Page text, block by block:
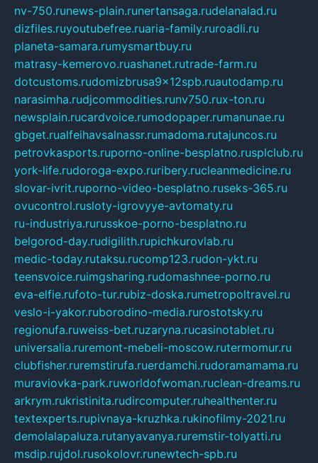
nv-750.runews-plain.runertansaga.rudelanalad.ru
dizfiles.ruyoutubefree.ruaria-family.ruroadli.ru
planeta-samara.rumysmartbuy.ru
matrasy-kemerovo.ruashanet.rutrade-farm.ru
dotcustoms.rudomizbrusa9x12spb.ruautodamp.ru
narasimha.rudjcommodities.runv750.rux-ton.ru
newsplain.rucardvoice.rumodopaper.rumanunae.ru
gbget.rualfeihavsalnassr.rumadoma.rutajuncos.ru
petrovkasports.ruporno-online-besplatno.rusplclub.ru
york-life.rudoroga-expo.ruribery.rucleanmedicine.ru
slovar-ivrit.ruporno-video-besplatno.ruseks-365.ru
ovucontrol.rusloty-igrovyye-avtomaty.ru
ru-industriya.rurusskoe-porno-besplatno.ru
belgorod-day.rudigilith.rupichkurovlab.ru
medic-today.rutaksu.rucomp123.rudon-ykt.ru
teensvoice.ruimgsharing.rudomashnee-porno.ru
eva-elfie.rufoto-tur.rubiz-doska.rumetropoltravel.ru
veslo-i-yakor.ruborodino-media.rurostotsky.ru
regionufa.ruweiss-bet.ruzaryna.rucasinotablet.ru
universalia.ruremont-mebeli-moscow.rutermomur.ru
clubfisher.ruremstirufa.ruerdamchi.rudoramamama.ru
muraviovka-park.ruworldofwoman.ruclean-dreams.ru
arkrym.rukristinita.rudircomputer.ruhealthenter.ru
textexperts.rupivnaya-kruzhka.rukinofilmy-2021.ru
demolalapaluza.rutanyavanya.ruremstir-tolyatti.ru
msdip.rujdol.rusokolovr.runewtech-spb.ru